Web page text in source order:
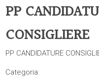
PP
CONSIGLIERE
PP CANDIDATURE
Categoria: